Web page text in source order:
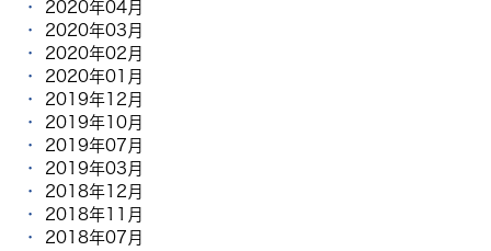
2020年04月
2020年03月
2020年02月
2020年01月
2019年12月
2019年10月
2019年07月
2019年03月
2018年12月
2018年11月
2018年07月